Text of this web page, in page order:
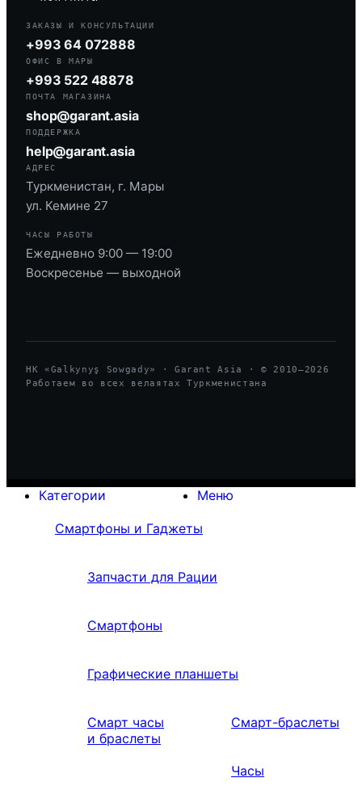
ЗАКАЗЫ И КОНСУЛЬТАЦИИ
+993 64 072888
ОФИС В МАРЫ
+993 522 48878
ПОЧТА МАГАЗИНА
shop@garant.asia
ПОДДЕРЖКА
help@garant.asia
АДРЕС
Туркменистан, г. Мары
ул. Кемине 27
ЧАСЫ РАБОТЫ
Ежедневно 9:00 — 19:00
Воскресенье — выходной
HK «Galkynyş Sowgady» · Garant Asia · © 2010—2026
Работаем во всех велаятах Туркменистана
Меню
Категории
Смартфоны и Гаджеты
Запчасти для Рации
Смартфоны
Графические планшеты
Смарт часы
и браслеты
Смарт-браслеты
Часы